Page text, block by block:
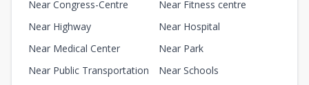
Near Congress-Centre
Near Fitness centre
Near Highway
Near Hospital
Near Medical Center
Near Park
Near Public Transportation
Near Schools